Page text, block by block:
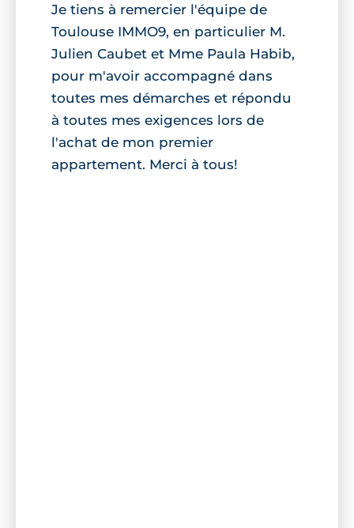
Je tiens à remercier l'équipe de
Toulouse IMMO9, en particulier M.
Julien Caubet et Mme Paula Habib,
pour m'avoir accompagné dans
toutes mes démarches et répondu
à toutes mes exigences lors de
l'achat de mon premier
appartement. Merci à tous!